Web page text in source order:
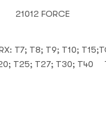
21012 FORCE
T7; T8; T9; T10; T15;
T25; T27; T30; T40